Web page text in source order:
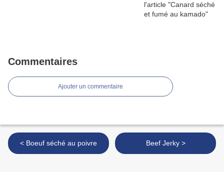
Commentaires
Ajouter un commentaire
< Boeuf séché au poivre Beef Jerky >